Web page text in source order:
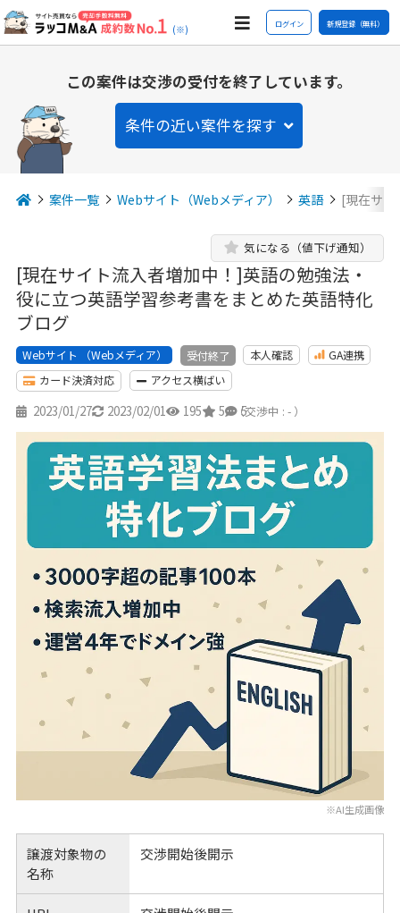
(※) ログイン 新規登録（無料）
この案件は交渉の受付を終了しています。
条件の近い案件を探す
案件一覧 Webサイト（Webメディア） 英語 [現在サ
[現在サイト流入者増加中！]英語の勉強法・
役に立つ英語学習参考書をまとめた英語特化
ブログ
気になる（値下げ通知）
Webサイト （Webメディア） 受付終了 本人確認
GA連携
カード決済対応
アクセス横ばい
2023/01/27 2023/02/01 195 5 5
（交渉中 : - ）
※AI生成画像
譲渡対象物の
名称
交渉開始後開示